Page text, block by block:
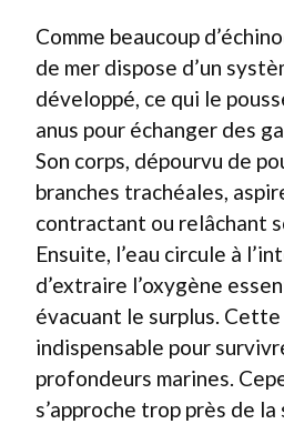
Comme beaucoup
de mer dispose d’un
développé, ce qui le
anus pour échanger des
Son corps, dépourvu de
branches trachéales,
contractant ou relâchant
Ensuite, l’eau circule à
d’extraire l’oxygène
évacuant le surplus.
indispensable pour
profondeurs marines.
s’approche trop près de